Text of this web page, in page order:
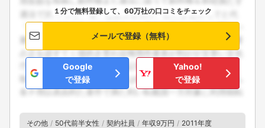
１分で無料登録して、60万社の口コミをチェック
メールで登録（無料）
Google
で登録
Yahoo!
で登録
その他 50代前半女性 契約社員 年収9万円 2011年度